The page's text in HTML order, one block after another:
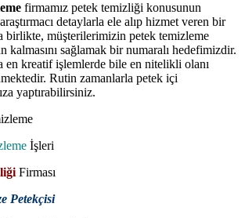
firmamız petek temizliği konusunun
detaylarla ele alıp hizmet veren bir
birlikte, müşterilerimizin petek temizleme
kalmasını sağlamak bir numaralı hedefimizdir.
en kreatif işlemlerde bile en nitelikli olanı
Rutin zamanlarla petek içi
yaptırabilirsiniz.
İşleri
Firması
Petekçisi